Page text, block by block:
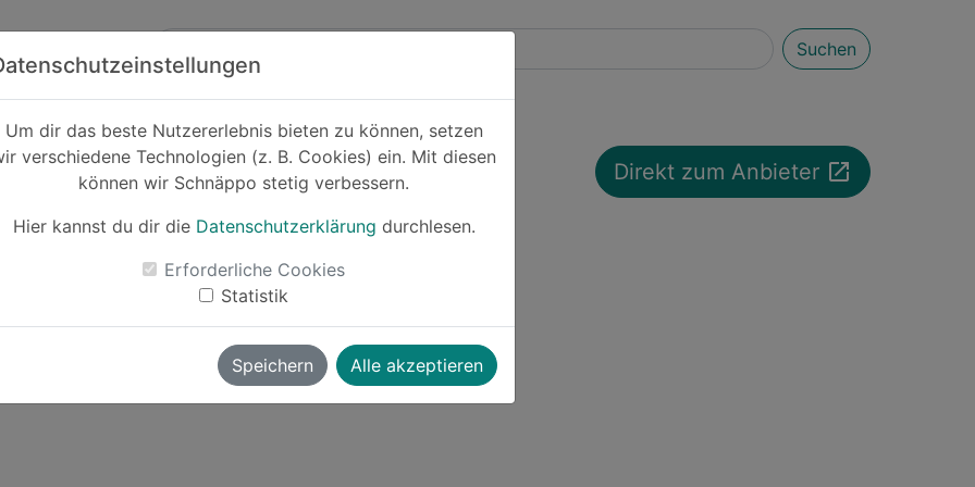
Um dir das beste Nutzererlebnis bieten zu können, setzen
verschiedene Technologien (z. B. Cookies) ein. Mit diesen
können wir Schnäppo stetig verbessern.
Hier kannst du dir die Datenschutzerklärung durchlesen.
Erforderliche Cookies
Statistik
Speichern Alle akzeptieren
Suchen
Direkt zum Anbieter launch